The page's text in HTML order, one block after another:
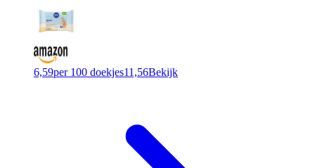
6,59per 100 doekjes11,56Bekijk